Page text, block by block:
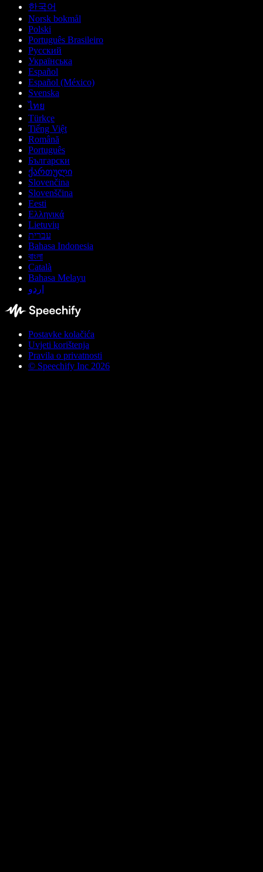
한국어
Norsk bokmål
Polski
Português Brasileiro
Русский
Українська
Español
Español (México)
Svenska
ไทย
Türkçe
Tiếng Việt
Română
Português
Български
ქართული
Slovenčina
Slovenščina
Eesti
Ελληνικά
Lietuvių
עברית
Bahasa Indonesia
বাংলা
Català
Bahasa Melayu
اردو
Postavke kolačića
Uvjeti korištenja
Pravila o privatnosti
© Speechify Inc 2026